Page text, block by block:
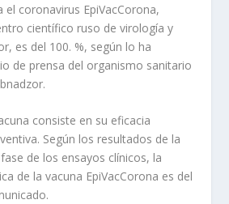
el coronavirus EpiVacCorona,
científico ruso de virología y
es del 100. %, según lo ha
de prensa del organismo sanitario
consiste en su eficacia
Según los resultados de la
de los ensayos clínicos, la
de la vacuna EpiVacCorona es del